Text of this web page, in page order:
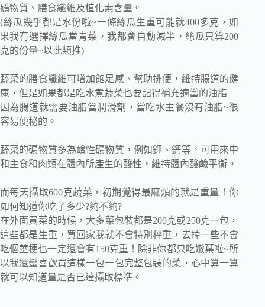
礦物質、膳食纖維及植化素含量。
(絲瓜幾乎都是水份啦~一條絲瓜生重可能就400多克，如
果我有選擇絲瓜當青菜，我都會自動減半，絲瓜只算200
克的份量~以此類推)
蔬菜的膳食纖維可增加飽足感、幫助排便，維持腸道的健
康，但是如果都是吃水煮蔬菜也要記得補充適當的油脂
因為腸道就需要油脂當潤滑劑，當吃水主餐沒有油脂~很
容易便秘的。
蔬菜的礦物質多為鹼性礦物質，例如鉀、鈣等，可用來中
和主食和肉類在體內所產生的酸性，維持體內酸鹼平衡。
而每天攝取600克蔬菜，初期覺得最麻煩的就是重量！你
如何知道你吃了多少?夠不夠?
在外面買菜的時候，大多菜包裝都是200克或250克一包，
這些都是生重，買回家我就不會特別秤重，去掉一些不會
吃個莖梗也一定還會有150克重！除非你都只吃嫩葉啦~所
以我還蠻喜歡買這樣一包一包完整包裝的菜，心中算一算
就可以知道量是否已達攝取標準。